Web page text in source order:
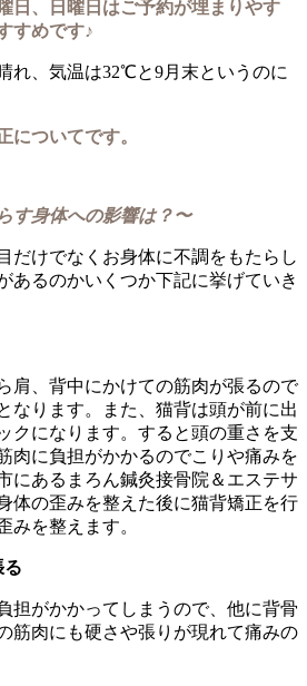
日、日曜日はご予約が埋まりやす
すめです♪
れ、気温は32℃と9月末というのに
についてです。
す身体への影響は？〜
だけでなくお身体に不調をもたらし
あるのかいくつか下記に挙げていき
肩、背中にかけての筋肉が張るので
なります。また、猫背は頭が前に出
クになります。すると頭の重さを支
肉に負担がかかるのでこりや痛みを
にあるまろん鍼灸接骨院＆エステサ
体の歪みを整えた後に猫背矯正を行
みを整えます。
る
担がかかってしまうので、他に背骨
筋肉にも硬さや張りが現れて痛みの